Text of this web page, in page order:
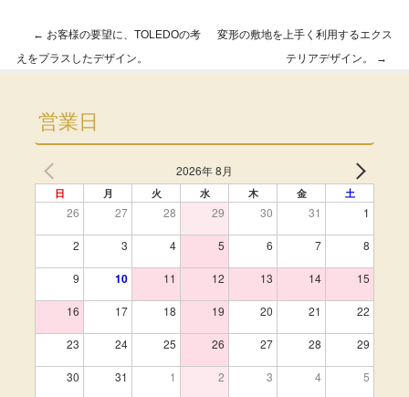
Post navigation
← お客様の要望に、TOLEDOの考
えをプラスしたデザイン。
変形の敷地を上手く利用するエクス
テリアデザイン。
→
営業日
2026年 8月
日 月 火 水 木 金 土
26 27 28 29 30 31 1
2 3 4 5 6 7 8
9 10 11 12 13 14 15
16 17 18 19 20 21 22
23 24 25 26 27 28 29
30 31 1 2 3 4 5